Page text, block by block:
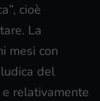
cioè
La
mesi con
del
relativamente